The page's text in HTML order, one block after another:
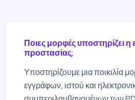
Ποιες μορφές υποστηρίζει
προστασίας;
Υποστηρίζουμε μια ποικιλία
εγγράφων, ιστού και